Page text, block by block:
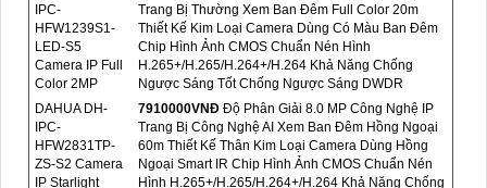
IPC-
HFW1239S1-
LED-S5
Camera IP Full
Color 2MP
Trang Bị Thường Xem Ban Đêm Full Color 20m
Thiết Kế Kim Loại Camera Dùng Có Màu Ban Đêm
Chip Hình Ảnh CMOS Chuẩn Nén Hình
H.265+/H.265/H.264+/H.264 Khả Năng Chống
Ngược Sáng Tốt Chống Ngược Sáng DWDR
DAHUA DH-
IPC-
HFW2831TP-
ZS-S2 Camera
IP Starlight
7910000VNÐ Độ Phân Giải 8.0 MP Công Nghệ IP
Trang Bị Công Nghệ AI Xem Ban Đêm Hồng Ngoại
60m Thiết Kế Thân Kim Loại Camera Dùng Hồng
Ngoại Smart IR Chip Hình Ảnh CMOS Chuẩn Nén
Hình H.265+/H.265/H.264+/H.264 Khả Năng Chống